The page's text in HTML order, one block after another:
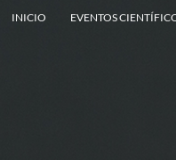
INICIO EVENTOS